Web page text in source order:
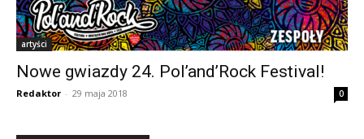
artyści
Nowe gwiazdy 24. Pol’and’Rock Festival!
Redaktor - 29 maja 2018 0